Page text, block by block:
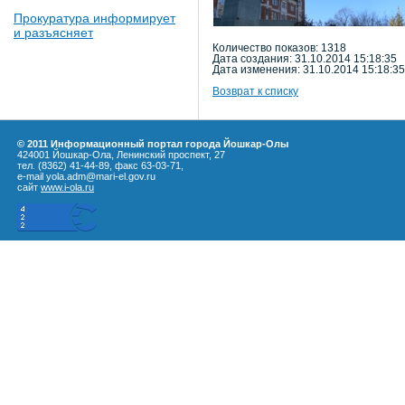
Прокуратура информирует
и разъясняет
Количество показов: 1318
Дата создания: 31.10.2014 15:18:35
Дата изменения: 31.10.2014 15:18:35
Возврат к списку
© 2011 Информационный портал города Йошкар-Олы
424001 Йошкар-Ола, Ленинский проспект, 27
тел. (8362) 41-44-89, факс 63-03-71,
e-mail yola.adm@mari-el.gov.ru
сайт www.i-ola.ru